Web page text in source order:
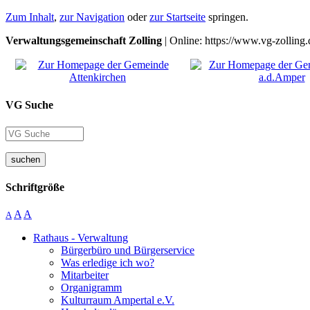
Zum Inhalt, zur Navigation oderzur Startseite springen.
Verwaltungsgemeinschaft Zolling | Online: https://www.vg-
VG Suche
suchen
Schriftgröße
A A A
Rathaus - Verwaltung
Bürgerbüro und Bürgerservice
Was erledige ich wo?
Mitarbeiter
Organigramm
Kulturraum Ampertal e.V.